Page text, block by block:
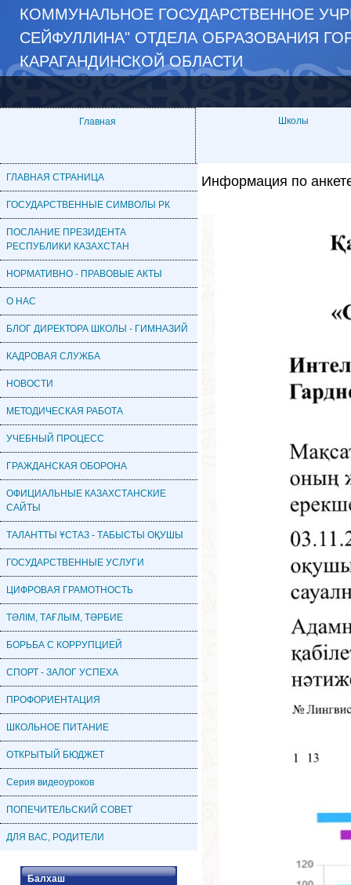
КОММУНАЛЬНОЕ ГОСУДАРСТВЕННОЕ
СЕЙФУЛЛИНА" ОТДЕЛА ОБРАЗОВАНИЯ
КАРАГАНДИНСКОЙ ОБЛАСТИ
Главная Школы
ГЛАВНАЯ СТРАНИЦА
ГОСУДАРСТВЕННЫЕ СИМВОЛЫ РК
ПОСЛАНИЕ ПРЕЗИДЕНТА
РЕСПУБЛИКИ КАЗАХСТАН
НОРМАТИВНО - ПРАВОВЫЕ АКТЫ
О НАС
БЛОГ ДИРЕКТОРА ШКОЛЫ - ГИМНАЗИЙ
КАДРОВАЯ CЛУЖБА
НОВОСТИ
МЕТОДИЧЕСКАЯ РАБОТА
УЧЕБНЫЙ ПРОЦЕСС
ГРАЖДАНСКАЯ ОБОРОНА
ОФИЦИАЛЬНЫЕ КАЗАХСТАНСКИЕ
САЙТЫ
ТАЛАНТТЫ ҰСТАЗ - ТАБЫСТЫ ОҚУШЫ
ГОСУДАРСТВЕННЫЕ УСЛУГИ
ЦИФРОВАЯ ГРАМОТНОСТЬ
ТӘЛІМ, ТАҒЛЫМ, ТӘРБИЕ
БОРЬБА С КОРРУПЦИЕЙ
СПОРТ - ЗАЛОГ УСПЕХА
ПРОФОРИЕНТАЦИЯ
ШКОЛЬНОЕ ПИТАНИЕ
ОТКРЫТЫЙ БЮДЖЕТ
Серия видеоуроков
ПОПЕЧИТЕЛЬСКИЙ СОВЕТ
ДЛЯ ВАС, РОДИТЕЛИ
Балхаш
Информация по